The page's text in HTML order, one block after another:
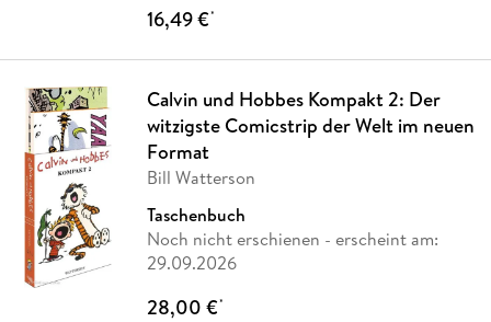
16,49 €*
Calvin und Hobbes Kompakt 2: Der
witzigste Comicstrip der Welt im neuen
Format
Bill Watterson
Taschenbuch
Noch nicht erschienen - erscheint am:
29.09.2026
28,00 €*